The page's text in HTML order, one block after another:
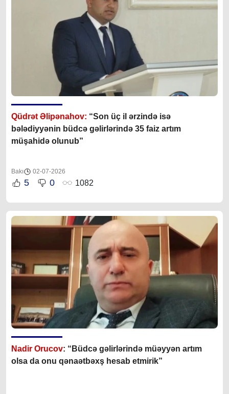
Qüdrət Əlipənahov: “Son üç il ərzində isə
bələdiyyənin büdcə gəlirlərində 35 faiz artım
müşahidə olunub”
Bakı 02-07-2026
5 0 1082
Nadir Orucov: “Büdcə gəlirlərində müəyyən artım
olsa da onu qənaətbəxş hesab etmirik”